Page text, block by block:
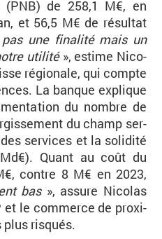
de 258,1 M€, en
et 56,5 M€ de ré­sul­tat
pas une fi­na­lité mais un
uti­lité », es­time Ni­co­
ré­gio­nale, qui compte
La banque ex­plique
du nombre de
du champ ser­
ser­vices et la so­li­dité
Md€). Quant au coût du
contre 8 M€ en 2023,
bas », as­sure Ni­co­las
et le com­merce de proxi­
ris­qués.